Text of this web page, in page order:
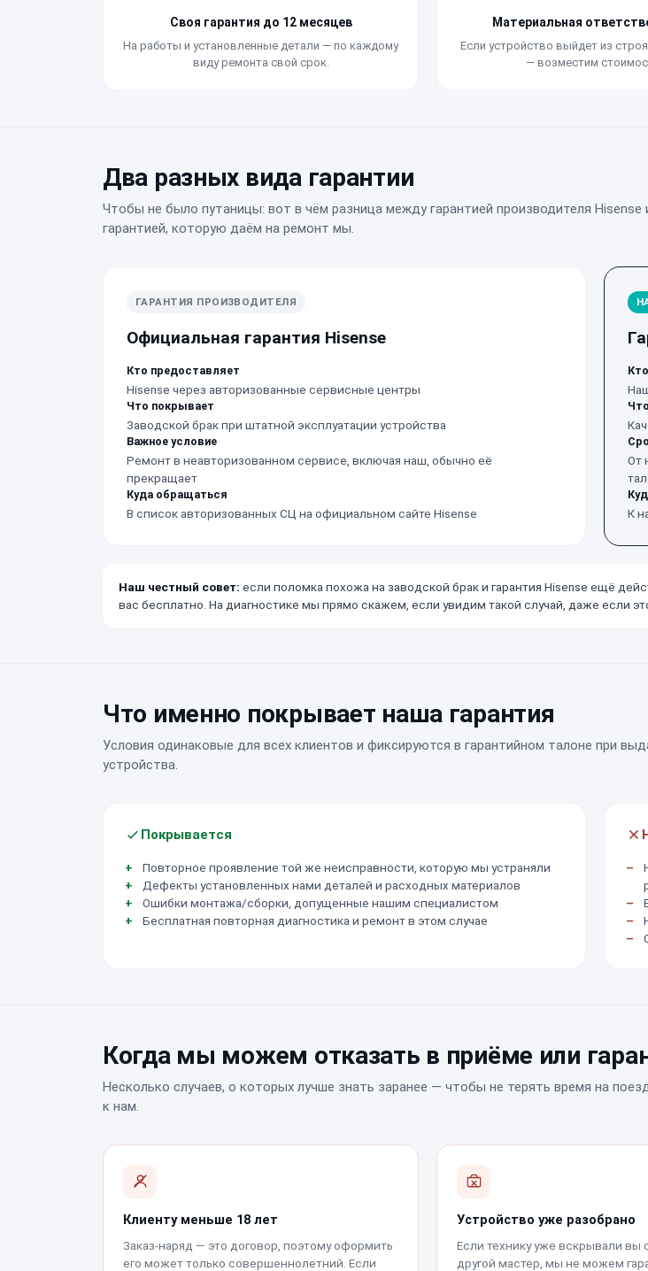
Своя гарантия до 12 месяцев
На работы и установленные детали — по каждому
виду ремонта свой срок.
Материальная
Если устройство выйдет из
— возместим
Два разных вида гарантии
Чтобы не было путаницы: вот в чём разница между гарантией производителя Hisense
гарантией, которую даём на ремонт мы.
ГАРАНТИЯ ПРОИЗВОДИТЕЛЯ
Официальная гарантия Hisense
Кто предоставляет
Hisense через авторизованные сервисные центры
Что покрывает
Заводской брак при штатной эксплуатации устройства
Важное условие
Ремонт в неавторизованном сервисе, включая наш, обычно её
прекращает
Куда обращаться
В список авторизованных СЦ на официальном сайте Hisense
От
К
Наш честный совет: если поломка похожа на заводской брак и гарантия Hisense ещё
вас бесплатно. На диагностике мы прямо скажем, если увидим такой случай, даже если
Что именно покрывает наша гарантия
Условия одинаковые для всех клиентов и фиксируются в гарантийном талоне при
устройства.
Покрывается
Повторное проявление той же неисправности, которую мы устраняли
Дефекты установленных нами деталей и расходных материалов
Ошибки монтажа/сборки, допущенные нашим специалистом
Бесплатная повторная диагностика и ремонт в этом случае
Когда мы можем отказать в приёме или
Несколько случаев, о которых лучше знать заранее — чтобы не терять время на
к нам.
Клиенту меньше 18 лет
Заказ-наряд — это договор, поэтому оформить
его может только совершеннолетний. Если
Устройство уже разобрано
Если технику уже вскрывали вы
другой мастер, мы не можем